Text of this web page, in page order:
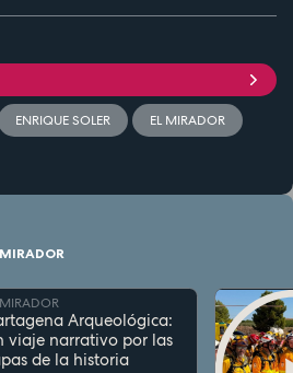
ENRIQUE SOLER EL MIRADOR
Arqueológica:
viaje narrativo por las
de la historia